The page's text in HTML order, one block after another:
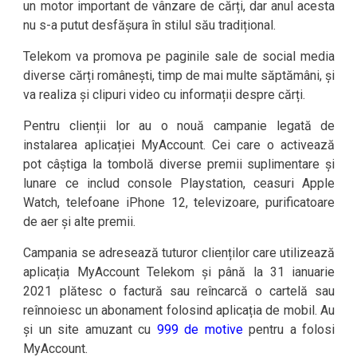
un motor important de vânzare de cărți, dar anul acesta
nu s-a putut desfășura în stilul său tradițional.
Telekom va promova pe paginile sale de social media
diverse cărți românești, timp de mai multe săptămâni, și
va realiza și clipuri video cu informații despre cărți.
Pentru clienții lor au o nouă campanie legată de
instalarea aplicației MyAccount. Cei care o activează
pot câștiga la tombolă diverse premii suplimentare și
lunare ce includ console Playstation, ceasuri Apple
Watch, telefoane iPhone 12, televizoare, purificatoare
de aer și alte premii.
Campania se adresează tuturor clienților care utilizează
aplicația MyAccount Telekom și până la 31 ianuarie
2021 plătesc o factură sau reîncarcă o cartelă sau
reînnoiesc un abonament folosind aplicația de mobil. Au
și un site amuzant cu 999 de motivepentru a folosi
MyAccount.